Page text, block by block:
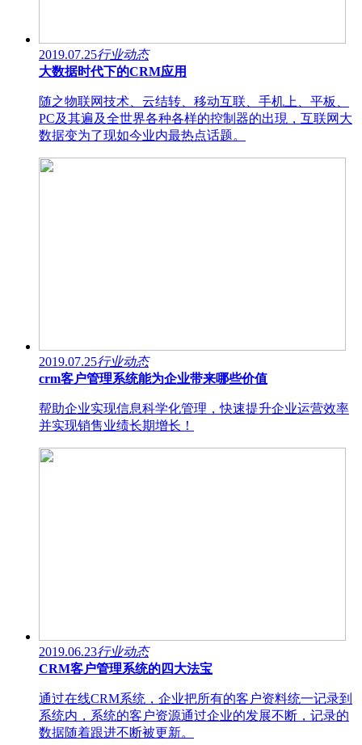
2019.07.25行业动态
大数据时代下的CRM应用
随之物联网技术、云结转、移动互联、手机上、平板、
PC及其遍及全世界各种各样的控制器的出現，互联网大
数据变为了现如今业内最热点话题。
2019.07.25行业动态
crm客户管理系统能为企业带来哪些价值
帮助企业实现信息科学化管理，快速提升企业运营效率
并实现销售业绩长期增长！
2019.06.23行业动态
CRM客户管理系统的四大法宝
通过在线CRM系统，企业把所有的客户资料统一记录到
系统内，系统的客户资源通过企业的发展不断，记录的
数据随着跟进不断被更新。